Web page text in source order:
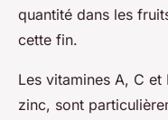
quantité dans les
cette fin.
Les vitamines A, C
zinc, sont